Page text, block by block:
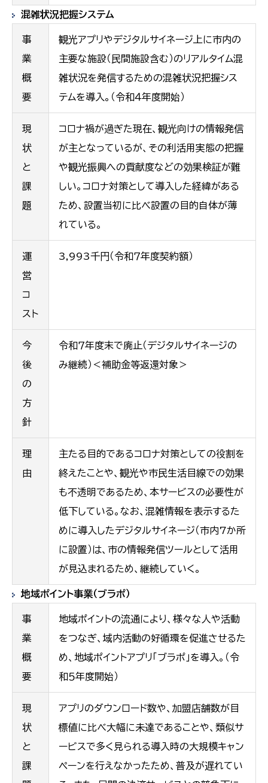
混雑状況把握システム
事
業
概
要
観光アプリやデジタルサイネージ上に市内の
主要な施設（民間施設含む）のリアルタイム混
雑状況を発信するための混雑状況把握シス
テムを導入。（令和４年度開始）
現
状
と
課
題
コロナ禍が過ぎた現在、観光向けの情報発信
が主となっているが、その利活用実態の把握
や観光振興への貢献度などの効果検証が難
しい。コロナ対策として導入した経緯がある
ため、設置当初に比べ設置の目的自体が薄
れている。
運
営
コ
スト
3,993千円（令和７年度契約額）
今
後
の
方
針
令和７年度末で廃止（デジタルサイネージの
み継続）＜補助金等返還対象＞
理
由
主たる目的であるコロナ対策としての役割を
終えたことや、観光や市民生活目線での効果
も不透明であるため、本サービスの必要性が
低下している。なお、混雑情報を表示するた
めに導入したデジタルサイネージ（市内7か所
に設置）は、市の情報発信ツールとして活用
が見込まれるため、継続していく。
地域ポイント事業（ブラポ）
事
業
概
要
地域ポイントの流通により、様々な人や活動
をつなぎ、域内活動の好循環を促進させるた
め、地域ポイントアプリ「ブラポ」を導入。（令
和５年度開始）
現
状
と
課
アプリのダウンロード数や、加盟店舗数が目
標値に比べ大幅に未達であることや、類似サ
ービスで多く見られる導入時の大規模キャン
ペーンを行えなかったため、普及が遅れてい